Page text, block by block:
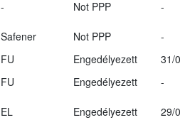
- Not PPP
-
Safener Not PPP
-
FU Engedélyezett
31/
FU Engedélyezett
-
EL Engedélyezett
29/